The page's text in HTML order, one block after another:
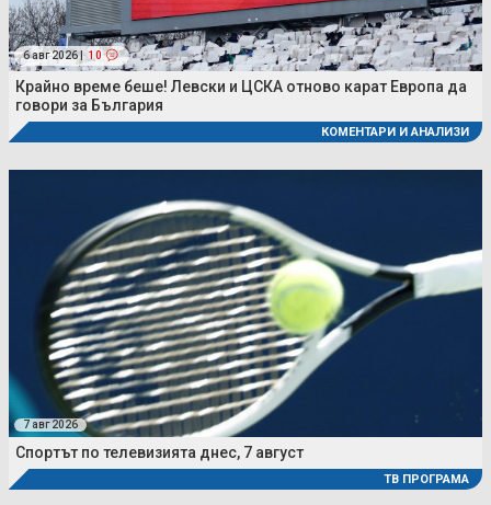
6 авг 2026 | 10
Крайно време беше! Левски и ЦСКА отново карат Европа да
говори за България
КОМЕНТАРИ И АНАЛИЗИ
7 авг 2026
Спортът по телевизията днес, 7 август
ТВ ПРОГРАМА